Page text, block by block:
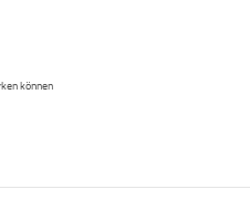
können